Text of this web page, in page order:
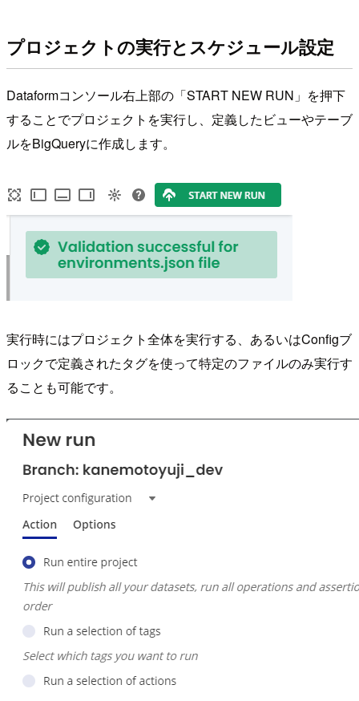
プロジェクトの実行とスケジュール設定
Dataformコンソール右上部の「START NEW RUN」を押下
することでプロジェクトを実行し、定義したビューやテーブ
ルをBigQueryに作成します。
実行時にはプロジェクト全体を実行する、あるいはConfigブ
ロックで定義されたタグを使って特定のファイルのみ実行す
ることも可能です。